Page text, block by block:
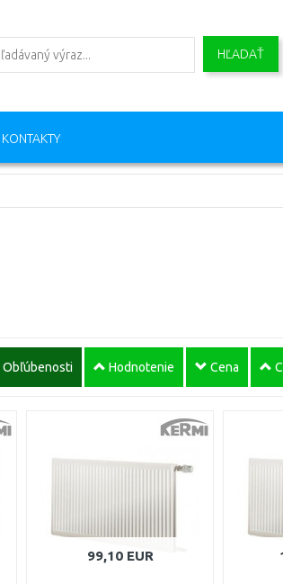
HĽADAŤ
KONTAKTY
Obľúbenosti Hodnotenie Cena
99,10 EUR